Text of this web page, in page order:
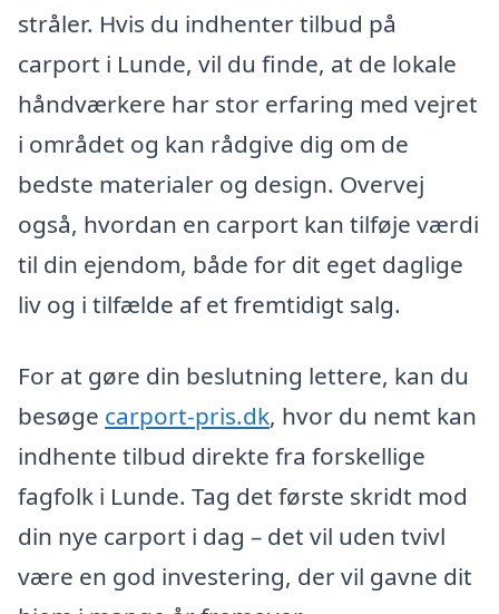
stråler. Hvis du indhenter tilbud på
carport i Lunde, vil du finde, at de lokale
håndværkere har stor erfaring med vejret
i området og kan rådgive dig om de
bedste materialer og design. Overvej
også, hvordan en carport kan tilføje værdi
til din ejendom, både for dit eget daglige
liv og i tilfælde af et fremtidigt salg.
For at gøre din beslutning lettere, kan du
besøge carport-pris.dk, hvor du nemt kan
indhente tilbud direkte fra forskellige
fagfolk i Lunde. Tag det første skridt mod
din nye carport i dag – det vil uden tvivl
være en god investering, der vil gavne dit